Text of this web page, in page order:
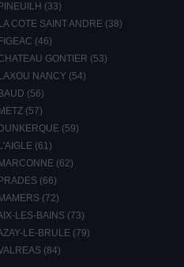
(33)
COTE SAINT ANDRE (38)
(46)
GONTIER (53)
NANCY (54)
(56)
(57)
(59)
(61)
(62)
(66)
(72)
LES-BAINS (73)
LE-BRULE (79)
(84)